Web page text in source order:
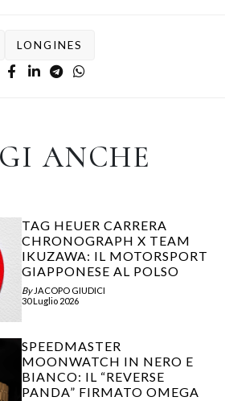
LONGINES
ANCHE
TAG HEUER CARRERA
CHRONOGRAPH X TEAM
IKUZAWA: IL MOTORSPORT
GIAPPONESE AL POLSO
By JACOPO GIUDICI
30 Luglio 2026
SPEEDMASTER
MOONWATCH IN NERO E
BIANCO: IL “REVERSE
PANDA” FIRMATO OMEGA